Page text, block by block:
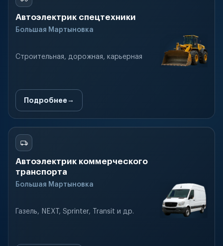
Автоэлектрик спецтехники
Большая Мартыновка
Строительная, дорожная, карьерная
Подробнее
Автоэлектрик коммерческого
транспорта
Большая Мартыновка
Газель, NEXT, Sprinter, Transit и др.